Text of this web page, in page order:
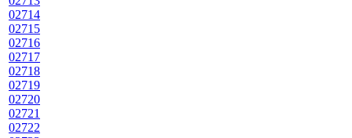
02714
02715
02716
02717
02718
02719
02720
02721
02722